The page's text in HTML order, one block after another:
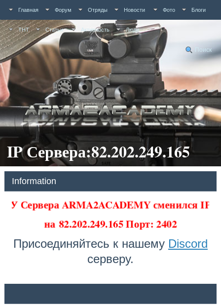
Главная Форум Отряды Новости Фото Блоги
ТНТ Статьи Активность Люди
Поиск
IP Сервера:82.202.249.165
Information
У Сервера ARMA2ACADEMY сменился IP
на 82.202.249.165 Порт: 2402
Присоединяйтесь к нашему Discord
серверу.